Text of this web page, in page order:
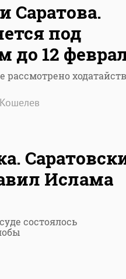
Саратова.
под
до 12
Ислама
состоялось